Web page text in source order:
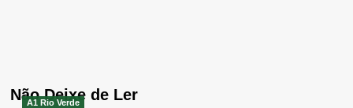
Não Deixe de Ler
A1 Rio Verde